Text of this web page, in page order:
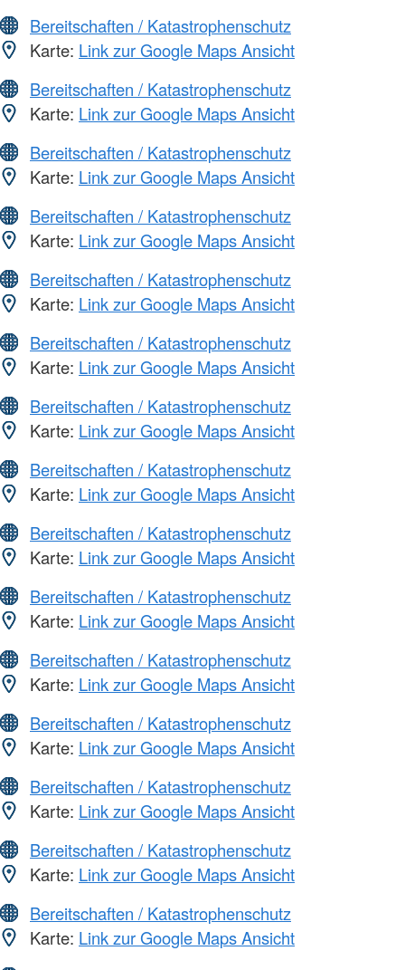
Bereitschaften / Katastrophenschutz
Karte: Link zur Google Maps Ansicht
Bereitschaften / Katastrophenschutz
Karte: Link zur Google Maps Ansicht
Bereitschaften / Katastrophenschutz
Karte: Link zur Google Maps Ansicht
Bereitschaften / Katastrophenschutz
Karte: Link zur Google Maps Ansicht
Bereitschaften / Katastrophenschutz
Karte: Link zur Google Maps Ansicht
Bereitschaften / Katastrophenschutz
Karte: Link zur Google Maps Ansicht
Bereitschaften / Katastrophenschutz
Karte: Link zur Google Maps Ansicht
Bereitschaften / Katastrophenschutz
Karte: Link zur Google Maps Ansicht
Bereitschaften / Katastrophenschutz
Karte: Link zur Google Maps Ansicht
Bereitschaften / Katastrophenschutz
Karte: Link zur Google Maps Ansicht
Bereitschaften / Katastrophenschutz
Karte: Link zur Google Maps Ansicht
Bereitschaften / Katastrophenschutz
Karte: Link zur Google Maps Ansicht
Bereitschaften / Katastrophenschutz
Karte: Link zur Google Maps Ansicht
Bereitschaften / Katastrophenschutz
Karte: Link zur Google Maps Ansicht
Bereitschaften / Katastrophenschutz
Karte: Link zur Google Maps Ansicht